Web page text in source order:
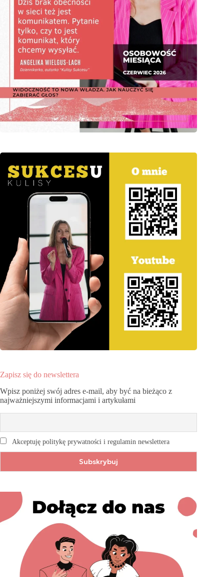
Zapisz się do newslettera
Wpisz poniżej swój adres e-mail, aby być na bieżąco z
najważniejszymi informacjami i artykułami
Akceptuję politykę prywatności i regulamin newslettera